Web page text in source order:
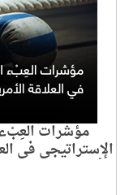
مؤشرات
الإستراتيجي في
الأمريكية